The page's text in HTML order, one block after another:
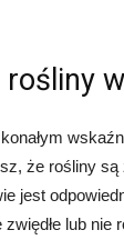
że rośliny są
jest
lub nie